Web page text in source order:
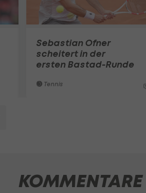
Sebastian Ofner
scheitert in der
ersten Bastad-Runde
Tennis
KOMMENTARE